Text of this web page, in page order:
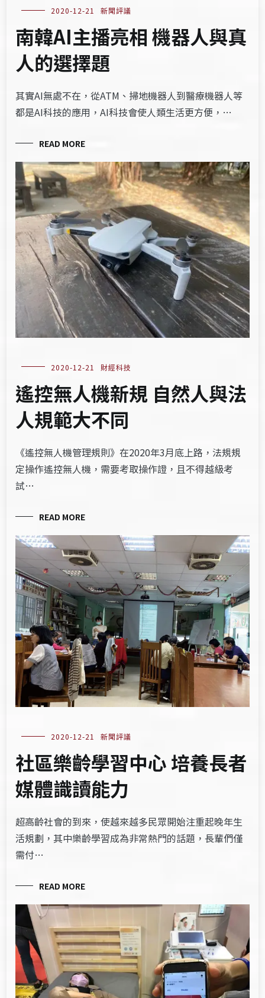
2020-12-21 新聞評議
南韓AI主播亮相 機器人與真
人的選擇題
其實AI無處不在，從ATM、掃地機器人到醫療機器人等
都是AI科技的應用，AI科技會使人類生活更方便，…
READ MORE
2020-12-21 財經科技
遙控無人機新規 自然人與法
人規範大不同
《遙控無人機管理規則》在2020年3月底上路，法規規
定操作遙控無人機，需要考取操作證，且不得越級考
試…
READ MORE
2020-12-21 新聞評議
社區樂齡學習中心 培養長者
媒體識讀能力
超高齡社會的到來，使越來越多民眾開始注重起晚年生
活規劃，其中樂齡學習成為非常熱門的話題，長輩們僅
需付…
READ MORE